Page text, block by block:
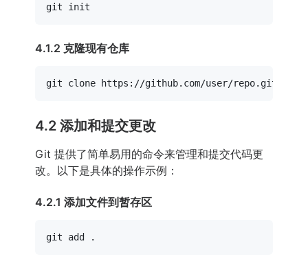
4.1.2 克隆现有仓库
git clone
4.2 添加和提交更改
Git 提供了简单易用的命令来管理和提交代码更
改。以下是具体的操作示例：
4.2.1 添加文件到暂存区